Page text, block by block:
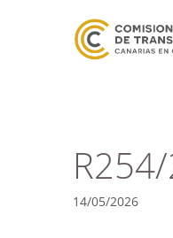
14/05/2026